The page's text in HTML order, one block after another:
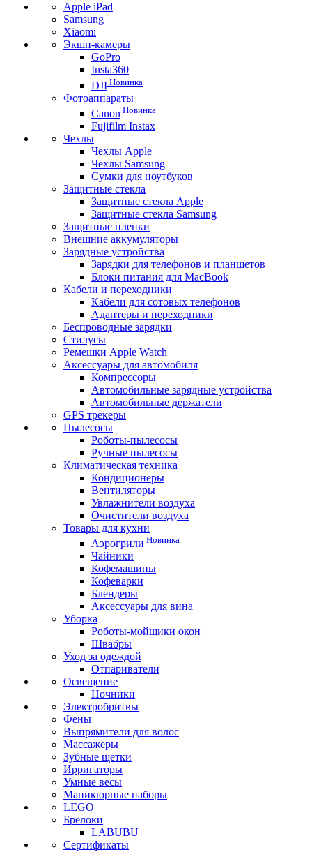
Apple iPad
Samsung
Xiaomi
Экшн-камеры
GoPro
Insta360
DJI Новинка
Фотоаппараты
Canon Новинка
Fujifilm Instax
Чехлы
Чехлы Apple
Чехлы Samsung
Сумки для ноутбуков
Защитные стекла
Защитные стекла Apple
Защитные стекла Samsung
Защитные пленки
Внешние аккумуляторы
Зарядные устройства
Зарядки для телефонов и планшетов
Блоки питания для MacBook
Кабели и переходники
Кабели для сотовых телефонов
Адаптеры и переходники
Беспроводные зарядки
Стилусы
Ремешки Apple Watch
Аксессуары для автомобиля
Компрессоры
Автомобильные зарядные устройства
Автомобильные держатели
GPS трекеры
Пылесосы
Роботы-пылесосы
Ручные пылесосы
Климатическая техника
Кондиционеры
Вентиляторы
Увлажнители воздуха
Очистители воздуха
Товары для кухни
Аэрогрили Новинка
Чайники
Кофемашины
Кофеварки
Блендеры
Аксессуары для вина
Уборка
Роботы-мойщики окон
Швабры
Уход за одеждой
Отпариватели
Освещение
Ночники
Электробритвы
Фены
Выпрямители для волос
Массажеры
Зубные щетки
Ирригаторы
Умные весы
Маникюрные наборы
LEGO
Брелоки
LABUBU
Сертификаты